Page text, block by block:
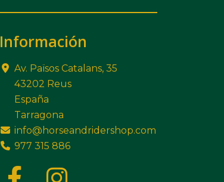
Información
Av. Països Catalans, 35
43202 Reus
España
Tarragona
info@horseandridershop.com
977 315 886